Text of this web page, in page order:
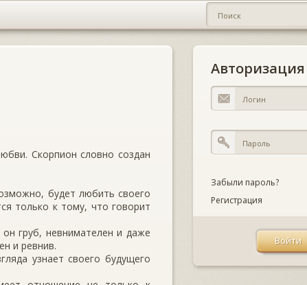
Скорпион словно создан
будет любить своего
только к тому, что говорит
груб, невнимателен и даже
и ревнив.
узнает своего будущего
Авторизация
Забыли пароль?
Регистрация